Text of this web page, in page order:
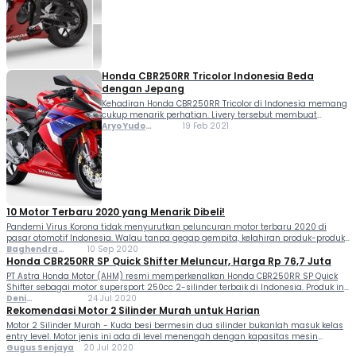
Honda CBR250RR Tricolor Indonesia Beda
dengan Jepang
Kehadiran Honda CBR250RR Tricolor di Indonesia memang
cukup menarik perhatian. Livery tersebut membuat
tampilan motor 250 cc milik pabrikan berlogo sayap
Aryo Yudo
19 Feb 2021
10 Motor Terbaru 2020 yang Menarik Dibeli!
Pandemi Virus Korona tidak menyurutkan peluncuran motor terbaru 2020 di
pasar otomotif Indonesia. Walau tanpa gegap gempita, kelahiran produk-produk
tersebut tetap berlangsung. Kebanyakan dilakukan via streaming online.
Sebenarnya kalau ditotal, ada lebih dari 10 motor yang meluncur. Hanya saja
lewat...
Baghendra
Lodra
10 Sep 2020
Honda CBR250RR SP Quick Shifter Meluncur, Harga Rp 76,7 Juta
PT Astra Honda Motor (AHM) resmi memperkenalkan Honda CBR250RR SP Quick
Shifter sebagai motor supersport 250cc 2-silinder terbaik di Indonesia. Produk ini
merupakan varian tertinggi dari keluarga Honda CBR250RR. Sejalan dengan
namanya, versi teranyar ini mendapatkan tambahan fitur Quick Shifter...
Deni
Ferlindungan
24 Jul 2020
Rekomendasi Motor 2 Silinder Murah untuk Harian
Motor 2 Silinder Murah - Kuda besi bermesin dua silinder bukanlah masuk kelas
entry level. Motor jenis ini ada di level menengah dengan kapasitas mesin
minimal 250 cc, serta punya performa yang bertenaga di putaran mesin atas.
Gugus Senjaya 20 Jul 2020